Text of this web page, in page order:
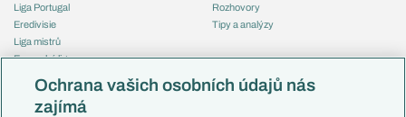
Liga Portugal
Eredivisie
Liga mistrů
Evropská liga
Mistrovství světa
Liga národů
Rozhovory
Tipy a analýzy
Česko
Ochrana vašich osobních údajů nás
zajímá